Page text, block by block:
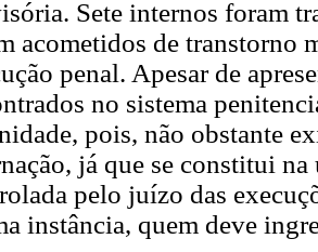
Sete internos foram
acometidos de transtorno
penal. Apesar de
no sistema
pois, não obstante
já que se constitui
pelo juízo das
instância, quem deve